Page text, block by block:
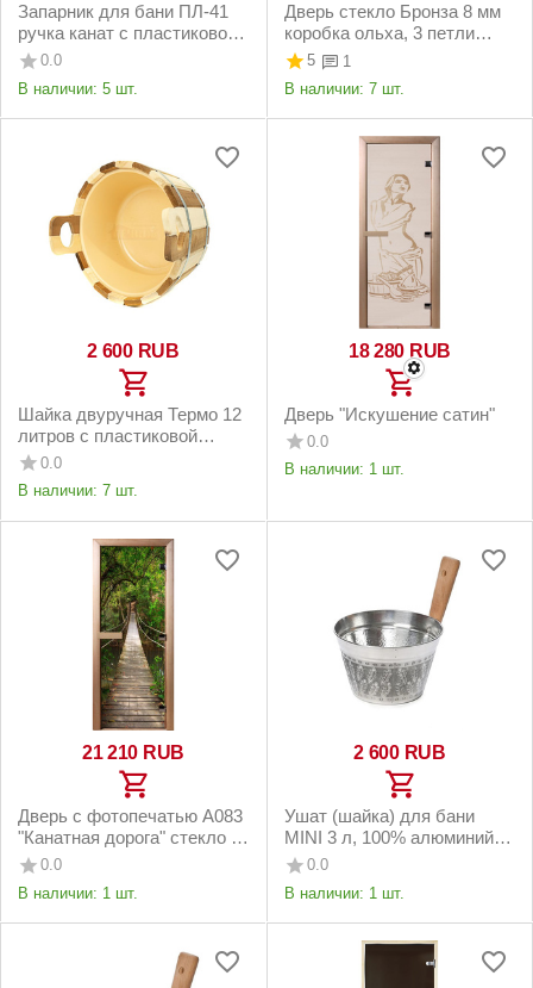
Запарник для бани ПЛ-41
ручка канат с пластиковой
вставкой 10 литров
0.0
В наличии: 5 шт.
Дверь стекло Бронза 8 мм
коробка ольха, 3 петли
Doorwood
5
1
В наличии: 7 шт.
2 600 RUB
Шайка двуручная Термо 12
литров с пластиковой
вставкой ТПЛ-14
0.0
В наличии: 7 шт.
18 280 RUB
Дверь "Искушение сатин"
0.0
В наличии: 1 шт.
21 210 RUB
Дверь с фотопечатью A083
"Канатная дорога" стекло 8
мм, коробка ольха 3 петли
0.0
В наличии: 1 шт.
2 600 RUB
Ушат (шайка) для бани
MINI 3 л, 100% алюминий,
ручка - бук
0.0
В наличии: 1 шт.